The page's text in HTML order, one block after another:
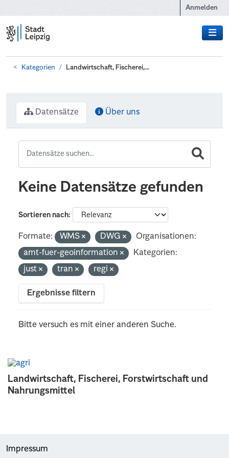
Anmelden
Kategorien Landwirtschaft, Fischerei,...
Landwirtschaft, Fischerei, Forstwirtschaft und
Nahrungsmittel
Datensätze Über uns
Keine Datensätze gefunden
Sortieren nach
Formate: WMS DWG
Organisationen:
amt-fuer-geoinformation
Kategorien:
just
tran regi
Ergebnisse filtern
Bitte versuch es mit einer anderen Suche.
Impressum